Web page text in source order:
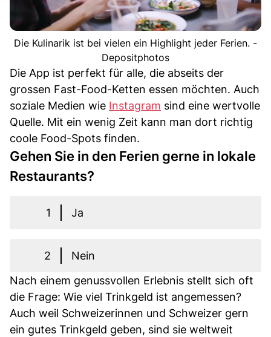
Die Kulinarik ist bei vielen ein Highlight jeder Ferien. -
Depositphotos
Die App ist perfekt für alle, die abseits der
grossen Fast-Food-Ketten essen möchten. Auch
soziale Medien wie Instagram sind eine wertvolle
Quelle. Mit ein wenig Zeit kann man dort richtig
coole Food-Spots finden.
Gehen Sie in den Ferien gerne in lokale
Restaurants?
1 Ja
2
Nein
Nach einem genussvollen Erlebnis stellt sich oft
die Frage: Wie viel Trinkgeld ist angemessen?
Auch weil Schweizerinnen und Schweizer gern
ein gutes Trinkgeld geben, sind sie weltweit